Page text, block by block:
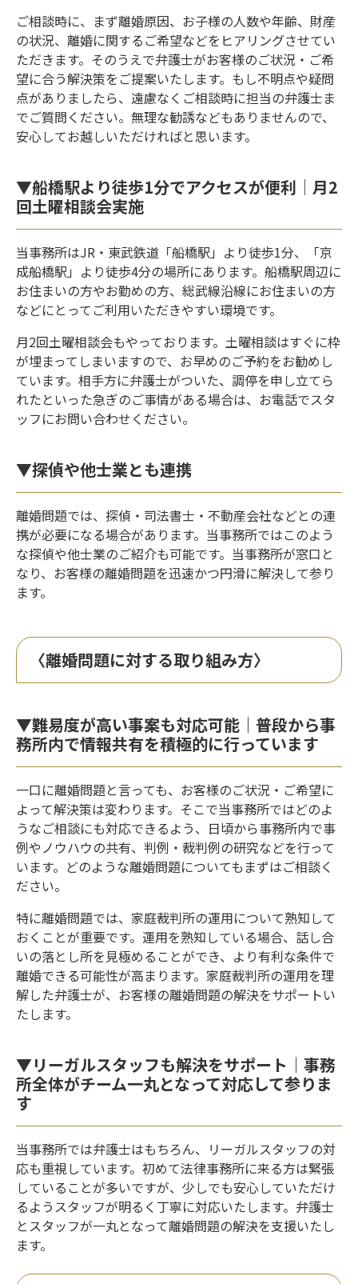
ご相談時に、まず離婚原因、お子様の人数や年齢、財産
の状況、離婚に関するご希望などをヒアリングさせてい
ただきます。そのうえで弁護士がお客様のご状況・ご希
望に合う解決策をご提案いたします。もし不明点や疑問
点がありましたら、遠慮なくご相談時に担当の弁護士ま
でご質問ください。無理な勧誘などもありませんので、
安心してお越しいただければと思います。
▼船橋駅より徒歩1分でアクセスが便利│月2
回土曜相談会実施
当事務所はJR・東武鉄道「船橋駅」より徒歩1分、「京
成船橋駅」より徒歩4分の場所にあります。船橋駅周辺に
お住まいの方やお勤めの方、総武線沿線にお住まいの方
などにとってご利用いただきやすい環境です。
月2回土曜相談会もやっております。土曜相談はすぐに枠
が埋まってしまいますので、お早めのご予約をお勧めし
ています。相手方に弁護士がついた、調停を申し立てら
れたといった急ぎのご事情がある場合は、お電話でスタ
ッフにお問い合わせください。
▼探偵や他士業とも連携
離婚問題では、探偵・司法書士・不動産会社などとの連
携が必要になる場合があります。当事務所ではこのよう
な探偵や他士業のご紹介も可能です。当事務所が窓口と
なり、お客様の離婚問題を迅速かつ円滑に解決して参り
ます。
〈離婚問題に対する取り組み方〉
▼難易度が高い事案も対応可能｜普段から事
務所内で情報共有を積極的に行っています
一口に離婚問題と言っても、お客様のご状況・ご希望に
よって解決策は変わります。そこで当事務所ではどのよ
うなご相談にも対応できるよう、日頃から事務所内で事
例やノウハウの共有、判例・裁判例の研究などを行って
います。どのような離婚問題についてもまずはご相談く
ださい。
特に離婚問題では、家庭裁判所の運用について熟知して
おくことが重要です。運用を熟知している場合、話し合
いの落とし所を見極めることができ、より有利な条件で
離婚できる可能性が高まります。家庭裁判所の運用を理
解した弁護士が、お客様の離婚問題の解決をサポートい
たします。
▼リーガルスタッフも解決をサポート｜事務
所全体がチーム一丸となって対応して参りま
す
当事務所では弁護士はもちろん、リーガルスタッフの対
応も重視しています。初めて法律事務所に来る方は緊張
していることが多いですが、少しでも安心していただけ
るようスタッフが明るく丁寧に対応いたします。弁護士
とスタッフが一丸となって離婚問題の解決を支援いたし
ます。